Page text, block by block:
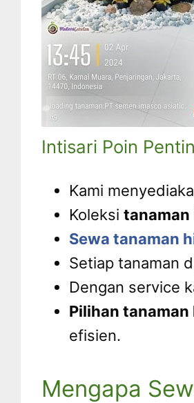
Intisari Poin
Kami
Koleksi
Sewa tanaman
Setiap tanaman
Dengan service
Pilihan tanaman
efisien.
Mengapa